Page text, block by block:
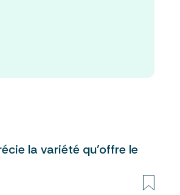
la variété qu’offre le